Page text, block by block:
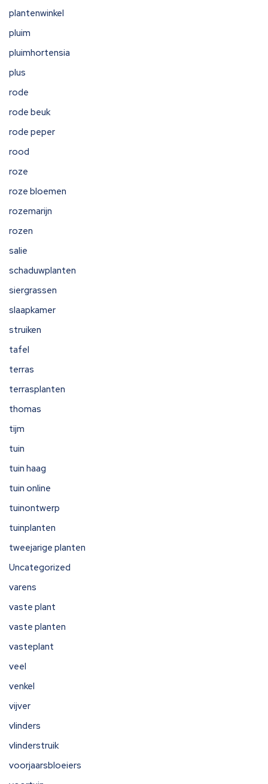
plantenwinkel
pluim
pluimhortensia
plus
rode
rode beuk
rode peper
rood
roze
roze bloemen
rozemarijn
rozen
salie
schaduwplanten
siergrassen
slaapkamer
struiken
tafel
terras
terrasplanten
thomas
tijm
tuin
tuin haag
tuin online
tuinontwerp
tuinplanten
tweejarige planten
Uncategorized
varens
vaste plant
vaste planten
vasteplant
veel
venkel
vijver
vlinders
vlinderstruik
voorjaarsbloeiers